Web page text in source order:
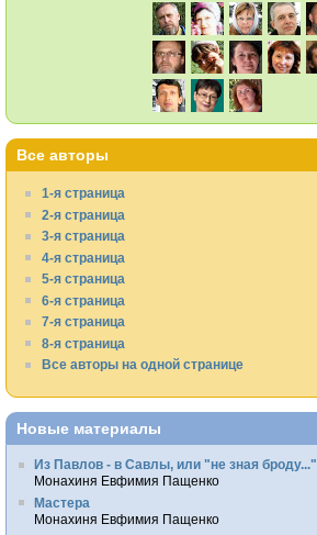
Все авторы
1-я страница
2-я страница
3-я страница
4-я страница
5-я страница
6-я страница
7-я страница
8-я страница
Все авторы на одной странице
Новые материалы
Из Павлов - в Савлы, или "не зная броду..."
Монахиня Евфимия Пащенко
Мастера
Монахиня Евфимия Пащенко